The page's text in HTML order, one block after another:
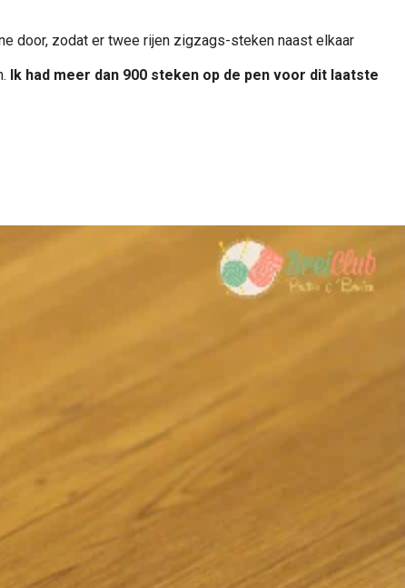
door, zodat er twee rijen zigzags-steken naast elkaar
Ik had meer dan 900 steken op de pen voor dit laatste